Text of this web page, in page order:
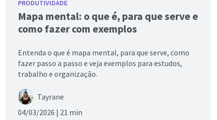
PRODUTIVIDADE
Mapa mental: o que é, para que serve e
como fazer com exemplos
Entenda o que é mapa mental, para que serve, como
fazer passo a passo e veja exemplos para estudos,
trabalho e organização.
Tayrane
04/03/2026 | 21 min